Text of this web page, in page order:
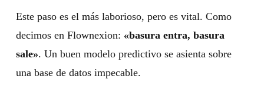
Este paso es el más laborioso, pero es vital. Como
decimos en Flownexion: «basura entra, basura
sale». Un buen modelo predictivo se asienta sobre
una base de datos impecable.